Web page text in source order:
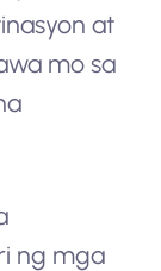
at
mo sa
ng mga